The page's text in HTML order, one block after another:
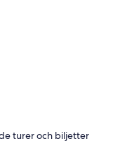
turer och biljetter